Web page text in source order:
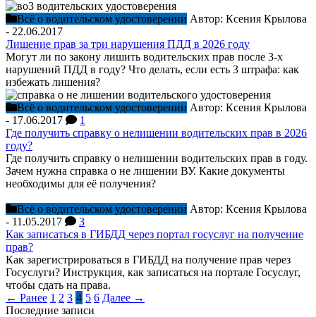
Всё о водительском удостоверении Автор: Ксения Крылова
- 22.06.2017
Лишение прав за три нарушения ПДД в 2026 году
Могут ли по закону лишить водительских прав после 3-х
нарушений ПДД в году? Что делать, если есть 3 штрафа: как
избежать лишения?
Всё о водительском удостоверении Автор: Ксения Крылова
- 17.06.2017
1
Где получить справку о нелишении водительских прав в 2026
году?
Где получить справку о нелишении водительских прав в году.
Зачем нужна справка о не лишении ВУ. Какие документы
необходимы для её получения?
Всё о водительском удостоверении Автор: Ксения Крылова
- 11.05.2017
3
Как записаться в ГИБДД через портал госуслуг на получение
прав?
Как зарегистрироваться в ГИБДД на получение прав через
Госуслуги? Инструкция, как записаться на портале Госуслуг,
чтобы сдать на права.
← Ранее 1 2 3 4 5 6 Далее →
Последние записи